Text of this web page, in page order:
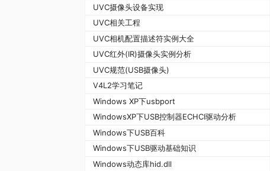
UVC摄像头设备实现
UVC相关工程
UVC相机配置描述符实例大全
UVC红外(IR)摄像头实例分析
UVC规范(USB摄像头)
V4L2学习笔记
Windows XP下usbport
WindowsXP下USB控制器ECHCI驱动分析
Windows下USB百科
Windows下USB驱动基础知识
Windows动态库hid.dll